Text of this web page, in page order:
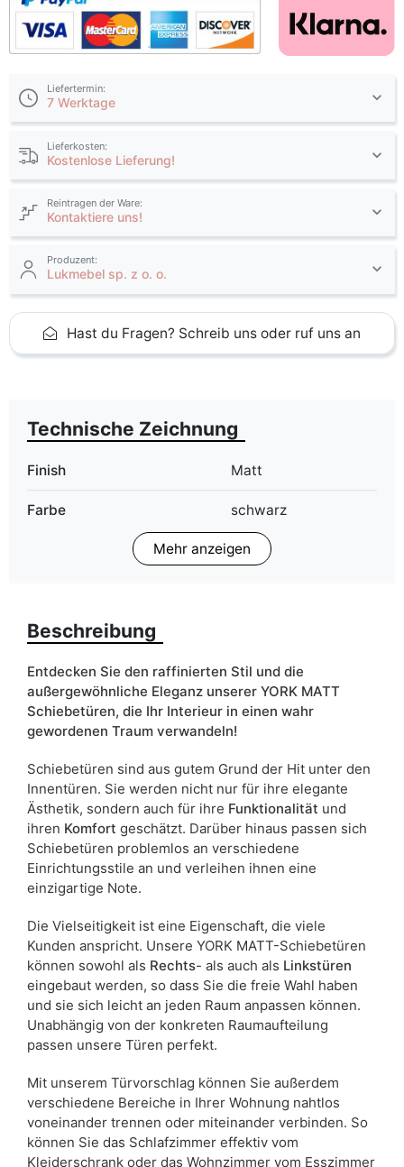
Liefertermin:
7 Werktage
Lieferkosten:
Kostenlose Lieferung!
Reintragen der Ware:
Kontaktiere uns!
Produzent:
Lukmebel sp. z o. o.
Hast du Fragen? Schreib uns oder ruf uns an
Technische Zeichnung
Finish Matt
Farbe
schwarz
weiß
5905723907481
Aufgrund des Produktionsprozesses und der
möglich.
Mehr anzeigen
Beschreibung
Entdecken Sie den raffinierten Stil und die
außergewöhnliche Eleganz unserer YORK MATT
Schiebetüren, die Ihr Interieur in einen wahr
gewordenen Traum verwandeln!
Schiebetüren sind aus gutem Grund der Hit unter den
Innentüren. Sie werden nicht nur für ihre elegante
Ästhetik, sondern auch für ihre Funktionalität und
ihren Komfort geschätzt. Darüber hinaus passen sich
Schiebetüren problemlos an verschiedene
Einrichtungsstile an und verleihen ihnen eine
einzigartige Note.
Die Vielseitigkeit ist eine Eigenschaft, die viele
Kunden anspricht. Unsere YORK MATT-Schiebetüren
können sowohl als Rechts- als auch als Linkstüren
eingebaut werden, so dass Sie die freie Wahl haben
und sie sich leicht an jeden Raum anpassen können.
Unabhängig von der konkreten Raumaufteilung
passen unsere Türen perfekt.
Mit unserem Türvorschlag können Sie außerdem
verschiedene Bereiche in Ihrer Wohnung nahtlos
voneinander trennen oder miteinander verbinden. So
können Sie das Schlafzimmer effektiv vom
Kleiderschrank oder das Wohnzimmer vom Esszimmer